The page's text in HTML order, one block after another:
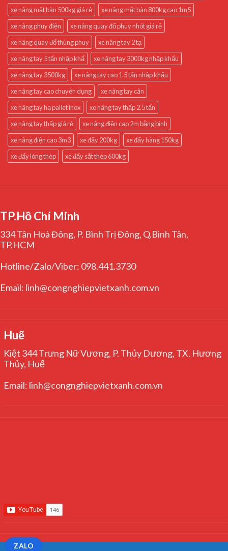
xe nâng mặt bàn 500kg giá rẻ
xe nâng mặt bàn 800kg cao 1m5
xe nâng phuy điện
xe nâng quay đổ phuy nhót giá rẻ
xe nâng quay đổ thùng phuy
xe nâng tay 2 tạ
xe nâng tay 5 tấn nhập khẩ
xe nâng tay 3000kg nhập khẩu
xe nâng tay 3500kg
xe nâng tay cao 1.5 tấn nhập khẩu
xe nâng tay cao chuyên dụng
xe nâng tay cân
xe nâng tay hạ pallet inox
xe nâng tay thấp 2.5 tấn
xe nâng tay thấp giá rẻ
xe nâng điện cao 2m bằng bình
xe nâng điện cao 3m3
xe đẩy 200kg
xe đẩy hàng 150kg
xe đẩy lòng thép
xe đẩy sắt thép 600kg
TP.Hồ Chí Minh
334 Tân Hoà Đông, P. Bình Trị Đông, Q.Bình Tân,
TP.HCM
Hotline/Zalo/Viber: 098.441.3730
Email: linh@congnghiepvietxanh.com.vn
Huế
Kiệt 344 Trưng Nữ Vương, P. Thủy Dương, TX. Hương
Thủy, Huế
Email: linh@congnghiepvietxanh.com.vn
ZALO